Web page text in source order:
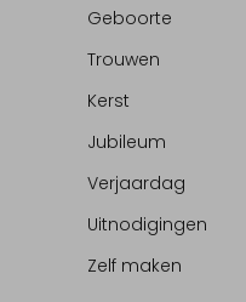
Geboorte
Trouwen
Kerst
Jubileum
Verjaardag
Uitnodigingen
Zelf maken